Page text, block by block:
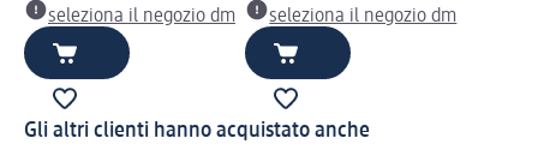
seleziona il negozio dm
seleziona il negozio dm
Gli altri clienti hanno acquistato anche